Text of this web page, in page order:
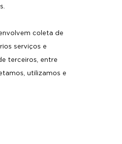
coleta de
serviços e
terceiros, entre
utilizamos e